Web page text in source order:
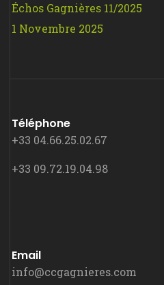
Échos Gagnières 11/2025
1 Novembre 2025
Téléphone
+33 04.66.25.02.67
+33 09.72.19.04.98
Email
info@ccgagnieres.com